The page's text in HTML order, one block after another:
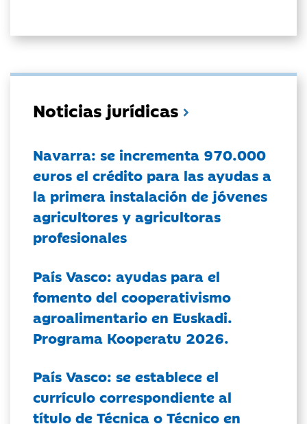
Noticias jurídicas
Navarra: se incrementa 970.000
euros el crédito para las ayudas a
la primera instalación de jóvenes
agricultores y agricultoras
profesionales
País Vasco: ayudas para el
fomento del cooperativismo
agroalimentario en Euskadi.
Programa Kooperatu 2026.
País Vasco: se establece el
currículo correspondiente al
título de Técnica o Técnico en